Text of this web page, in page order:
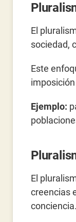
El
sociedad,
Este
Ejemplo:
El
creencias
conciencia.